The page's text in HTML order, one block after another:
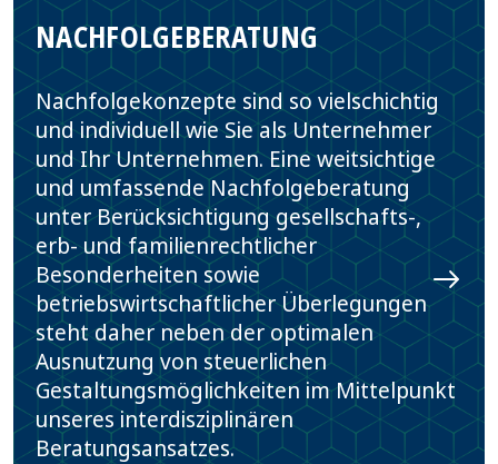
NACHFOLGEBERATUNG
Nachfolgekonzepte sind so vielschichtig
und individuell wie Sie als Unternehmer
und Ihr Unternehmen. Eine weitsichtige
und umfassende Nachfolgeberatung
unter Berücksichtigung gesellschafts-,
erb- und familienrechtlicher
Besonderheiten sowie
betriebswirtschaftlicher Überlegungen
steht daher neben der optimalen
Ausnutzung von steuerlichen
Gestaltungsmöglichkeiten im Mittelpunkt
unseres interdisziplinären
Beratungsansatzes.